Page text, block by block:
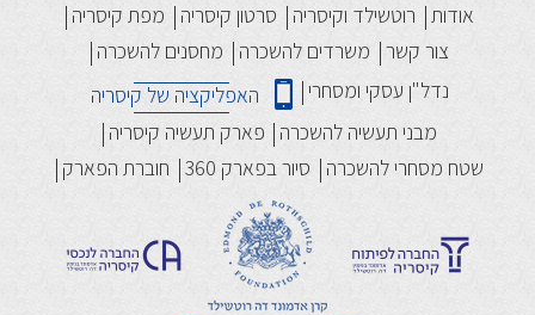
אודות רוטשילד וקיסריה סרטון קיסריה
מפת קיסריה
צור קשר
משרדים להשכרה
מחסנים להשכרה
נדל"ן עסקי ומסחרי
האפליקציה של קיסריה
מבני תעשיה להשכרה
פארק תעשיה קיסריה
שטח מסחרי להשכרה
סיור בפארק 360 חוברת הפארק